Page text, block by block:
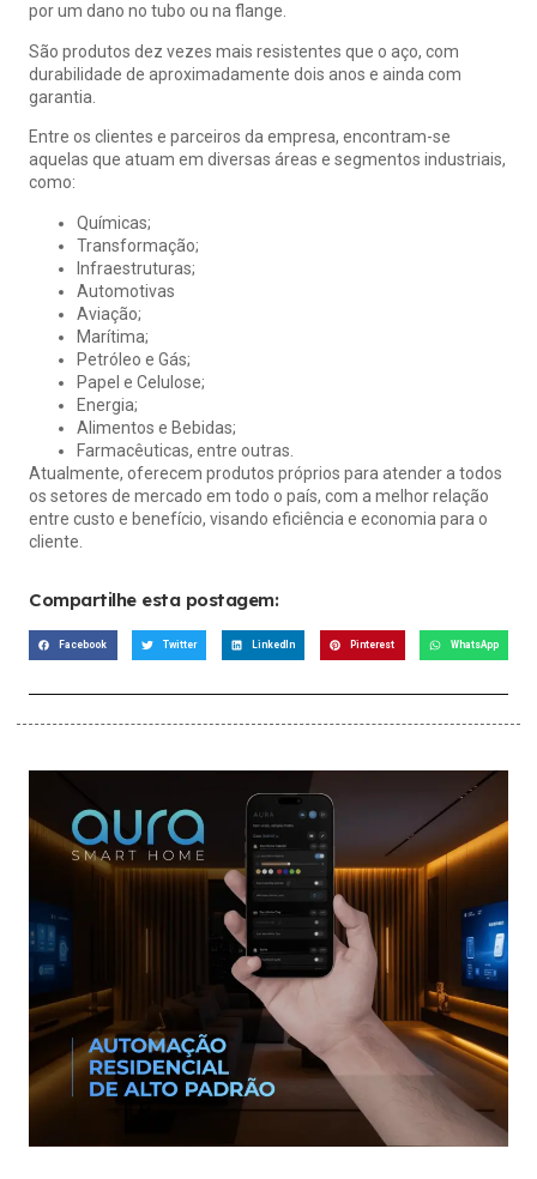
por um dano no tubo ou na flange.
São produtos dez vezes mais resistentes que o aço, com
durabilidade de aproximadamente dois anos e ainda com
garantia.
Entre os clientes e parceiros da empresa, encontram-se
aquelas que atuam em diversas áreas e segmentos industriais,
como:
Químicas;
Transformação;
Infraestruturas;
Automotivas
Aviação;
Marítima;
Petróleo e Gás;
Papel e Celulose;
Energia;
Alimentos e Bebidas;
Farmacêuticas, entre outras.
Atualmente, oferecem produtos próprios para atender a todos
os setores de mercado em todo o país, com a melhor relação
entre custo e benefício, visando eficiência e economia para o
cliente.
Compartilhe esta postagem:
Facebook Twitter LinkedIn Pinterest WhatsApp